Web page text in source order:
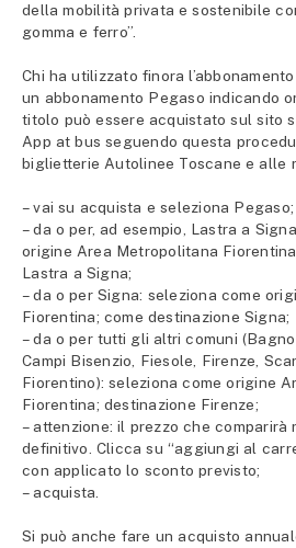
della mobilità privata e sostenibile
gomma e ferro”.
Chi ha utilizzato finora
un abbonamento Pegaso indicando
titolo può essere acquistato sul sito
App at bus seguendo questa
biglietterie Autolinee Toscane e alle
– vai su acquista e seleziona Pegaso;
– da o per, ad esempio, Lastra a
origine Area Metropolitana
Lastra a Signa;
– da o per Signa: seleziona come
Fiorentina; come destinazione Signa;
– da o per tutti gli altri comuni (Bagno
Campi Bisenzio, Fiesole, Firenze,
Fiorentino): seleziona come origine
Fiorentina; destinazione Firenze;
– attenzione: il prezzo che comparirà
definitivo. Clicca su “aggiungi al
con applicato lo sconto previsto;
– acquista.
Si può anche fare un acquisto